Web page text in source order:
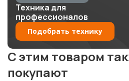
Техника для
профессионалов
Подобрать технику
C этим товаром
покупают